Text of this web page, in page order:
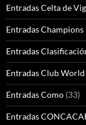
Entradas Celta de
Entradas Champions
Entradas
Entradas Club
Entradas Como (33)
Entradas